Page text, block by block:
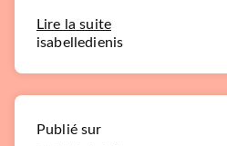
Lire la suite
isabelledienis
Publié sur